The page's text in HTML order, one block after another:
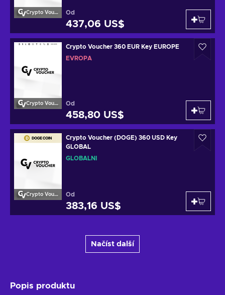
Crypto Voucher Od
437,06 US$
Crypto Voucher
Crypto Voucher 360 EUR Key EUROPE
EVROPA
Od
458,80 US$
Crypto Voucher
Crypto Voucher (DOGE) 360 USD Key
GLOBAL
GLOBÁLNÍ
Od
383,16 US$
Načíst další
Popis produktu